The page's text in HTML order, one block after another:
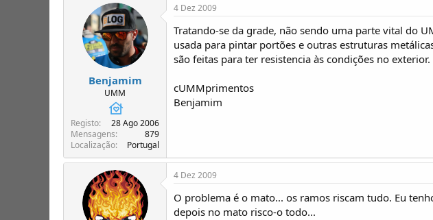
Benjamim
UMM
Registo
28 Ago 2006
Mensagens
879
Localização
Portugal
4 Dez 2009
Tratando-se da grade, não sendo uma parte vital do
usada para pintar portões e outras estruturas
são feitas para ter resistencia às condições no exterior.
cUMMprimentos
Benjamim
4 Dez 2009
O problema é o mato... os ramos riscam tudo. Eu
depois no mato risco-o todo...